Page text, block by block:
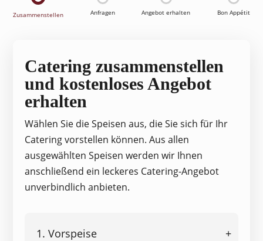
Zusammenstellen Anfragen Angebot erhalten Bon Appétit
Catering zusammenstellen
und kostenloses Angebot
erhalten
Wählen Sie die Speisen aus, die Sie sich für Ihr
Catering vorstellen können. Aus allen
ausgewählten Speisen werden wir Ihnen
anschließend ein leckeres Catering-Angebot
unverbindlich anbieten.
1. Vorspeise